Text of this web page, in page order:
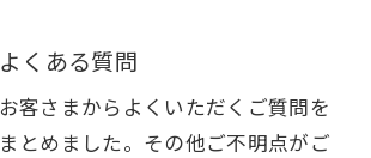
よくある質問
お客さまからよくいただくご質問を
まとめました。その他ご不明点がご